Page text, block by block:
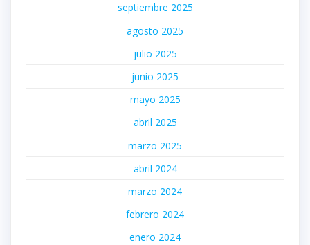
septiembre 2025
agosto 2025
julio 2025
junio 2025
mayo 2025
abril 2025
marzo 2025
abril 2024
marzo 2024
febrero 2024
enero 2024